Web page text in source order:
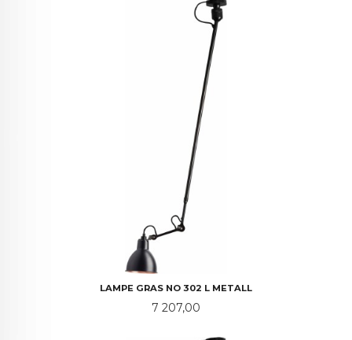
LAMPE GRAS NO 302 L METALL
Pris
7 207,00